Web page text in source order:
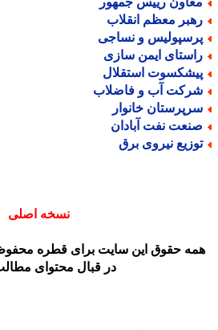
معظم انقلاب
و نساجی
ایمن سازی
استقلال
آب و فاضلاب
خانوار
نفت آبادان
نیروی برق
نسخه اصلی
حقوق این سایت برای قطره محفوظ
در قبال محتوای مطالب